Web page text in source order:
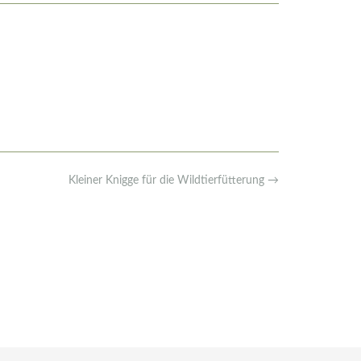
Kleiner Knigge für die Wildtierfütterung →